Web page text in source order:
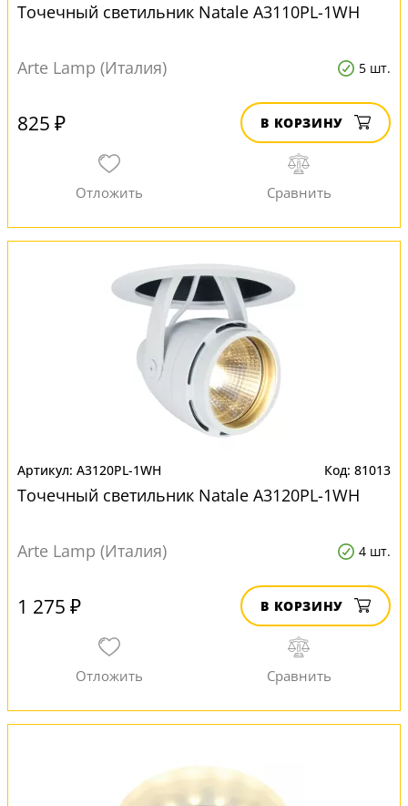
Точечный светильник Natale A3110PL-1WH
Arte Lamp (Италия) 5 шт.
825 ₽ В КОРЗИНУ
A3120PL-1WH 81013
Точечный светильник Natale A3120PL-1WH
Arte Lamp (Италия) 4 шт.
1 275 ₽ В КОРЗИНУ